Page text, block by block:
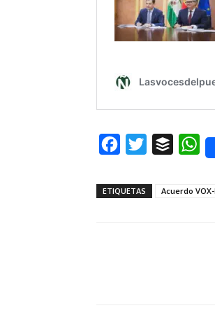
Facebook
Twitter Buffer
ETIQUETAS Acuerdo